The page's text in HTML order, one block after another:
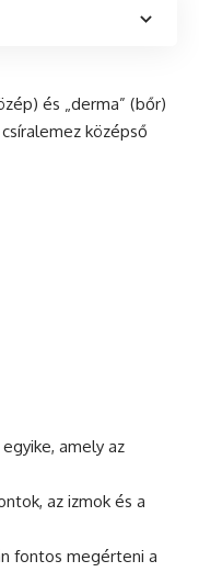
és „derma” (bőr)
középső
amely az
az izmok és a
fontos megérteni a